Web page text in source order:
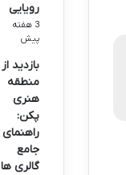
رویایی
3 هفته
پیش
بازدید از
منطقه
هنری
پکن:
راهنمای
جامع
گالری ها